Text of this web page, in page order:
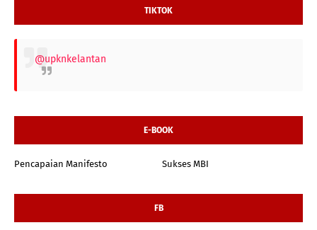
TIKTOK
@upknkelantan
E-BOOK
Pencapaian Manifesto Sukses MBI
FB